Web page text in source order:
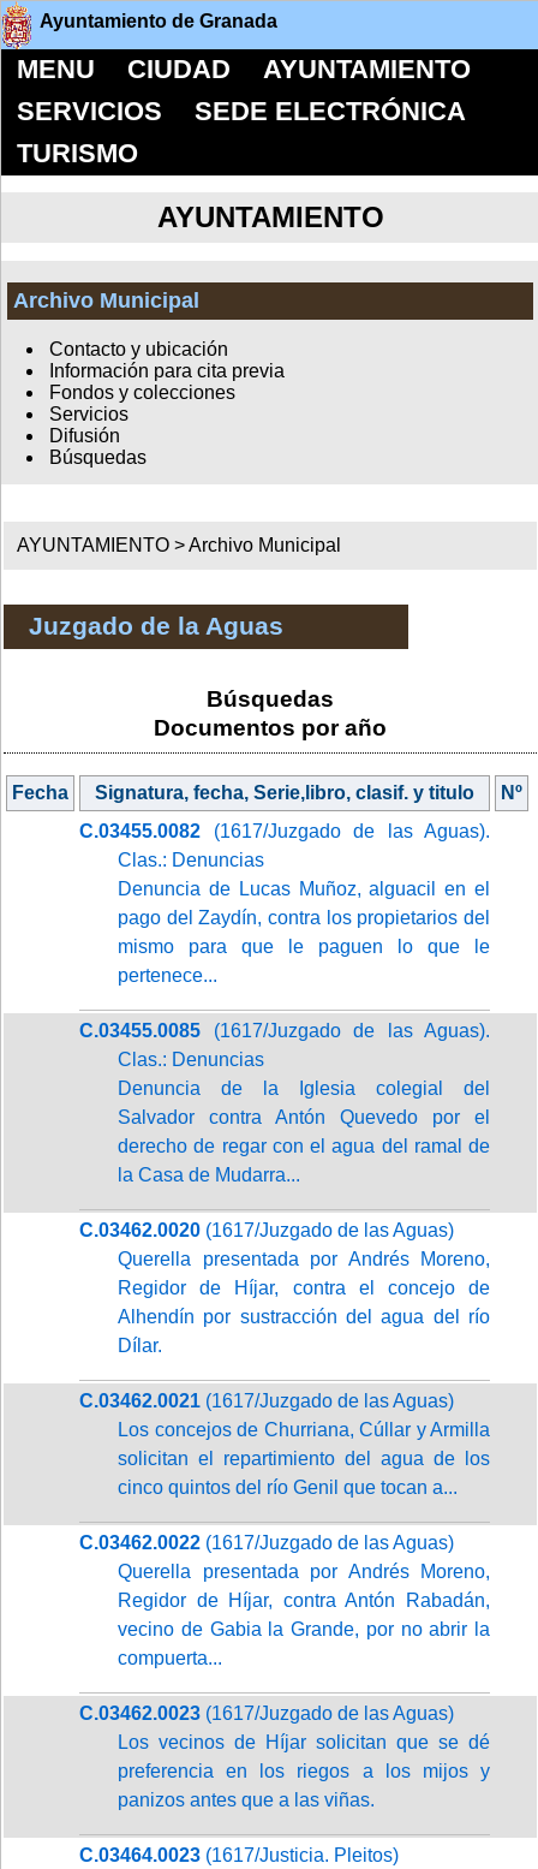
Ayuntamiento de Granada
MENU CIUDAD
AYUNTAMIENTO
SERVICIOS
SEDE ELECTRÓNICA
TURISMO
AYUNTAMIENTO
Archivo Municipal
Contacto y ubicación
Información para cita previa
Fondos y colecciones
Servicios
Difusión
Búsquedas
AYUNTAMIENTO >Archivo Municipal
Juzgado de la Aguas
Búsquedas
Documentos por año
Fecha Signatura, fecha, Serie,libro, clasif. y titulo
Nº
C.03455.0082 (1617/Juzgado de las Aguas).
Clas.: Denuncias
Denuncia de Lucas Muñoz, alguacil en el
pago del Zaydín, contra los propietarios del
mismo para que le paguen lo que le
pertenece...
C.03455.0085 (1617/Juzgado de las Aguas).
Clas.: Denuncias
Denuncia de la Iglesia colegial del
Salvador contra Antón Quevedo por el
derecho de regar con el agua del ramal de
la Casa de Mudarra...
C.03462.0020 (1617/Juzgado de las Aguas)
Querella presentada por Andrés Moreno,
Regidor de Híjar, contra el concejo de
Alhendín por sustracción del agua del río
Dílar.
C.03462.0021 (1617/Juzgado de las Aguas)
Los concejos de Churriana, Cúllar y Armilla
solicitan el repartimiento del agua de los
cinco quintos del río Genil que tocan a...
C.03462.0022 (1617/Juzgado de las Aguas)
Querella presentada por Andrés Moreno,
Regidor de Híjar, contra Antón Rabadán,
vecino de Gabia la Grande, por no abrir la
compuerta...
C.03462.0023 (1617/Juzgado de las Aguas)
Los vecinos de Híjar solicitan que se dé
preferencia en los riegos a los mijos y
panizos antes que a las viñas.
C.03464.0023 (1617/Justicia. Pleitos)